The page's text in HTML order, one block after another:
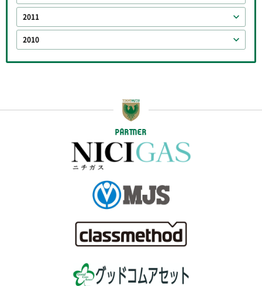
2011
2010
PARTNER